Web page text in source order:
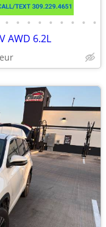
• • • • • • • • •
AWD 6.2L